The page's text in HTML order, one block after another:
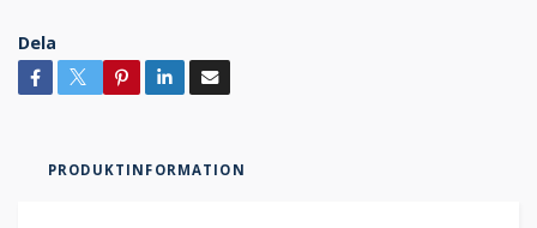
Dela
PRODUKTINFORMATION